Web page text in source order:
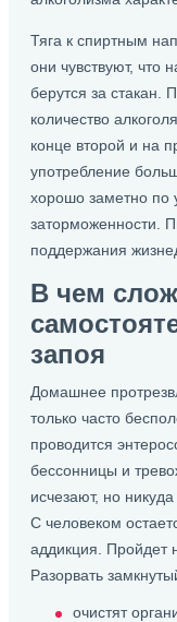
Тяга к спиртным
они чувствуют, что
берутся за
количество
конце второй и на
употребление
хорошо заметно по
заторможенности.
поддержания
В чем
запоя
Домашнее
только часто
проводится
бессонницы и
исчезают, но
С человеком
аддикция. Пройдет
Разорвать
очистят